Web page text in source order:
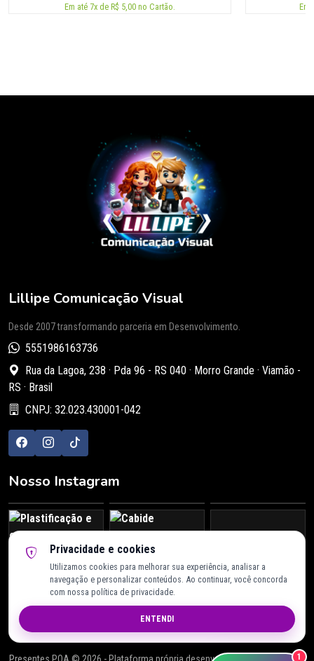
Em até 7x de R$ 5,00 no Cartão. Em
Lillipe Comunicação Visual
Desde 2007 transformando parceria em Desenvolvimento.
5551986163736
Rua da Lagoa, 238 · Pda 96 - RS 040 · Morro Grande · Viamão -
RS · Brasil
CNPJ: 32.023.430001-042
Nosso Instagram
@lillipe.estamparia
Compre em até 12x · Pix · Cartão · Mercado Pago
Privacidade e cookies
Utilizamos cookies para melhorar sua experiência, analisar a
navegação e personalizar conteúdos. Ao continuar, você concorda
com nossa política de privacidade.
ENTENDI